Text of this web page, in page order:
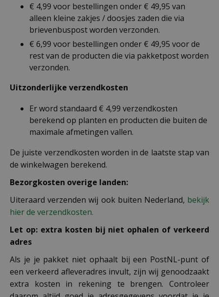
€ 4,99 voor bestellingen onder € 49,95 van
alleen kleine zakjes / doosjes zaden die via
brievenbuspost worden verzonden.
€ 6,99 voor bestellingen onder € 49,95 voor de
rest van de producten die via pakketpost worden
verzonden.
Uitzonderlijke verzendkosten
Er word standaard € 4,99 verzendkosten
berekend op planten en producten die buiten de
maximale afmetingen vallen.
De juiste verzendkosten worden in de laatste stap van
de winkelwagen berekend.
Bezorgkosten overige landen:
Uiteraard verzenden wij ook buiten Nederland, bekijk
hier de verzendkosten.
Let op: extra kosten bij niet ophalen of verkeerd
adres
Als je je pakket niet ophaalt bij een PostNL-punt of
een verkeerd afleveradres invult, zijn wij genoodzaakt
extra kosten in rekening te brengen. Controleer